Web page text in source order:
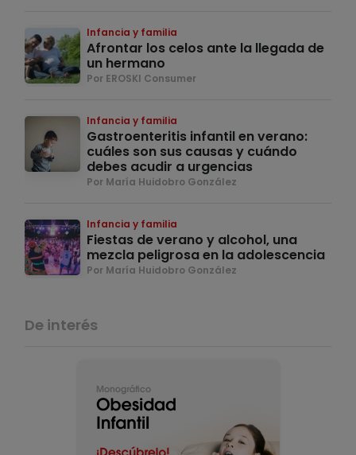
Infancia y familia
Afrontar los celos ante la llegada de
un hermano
Por EROSKI Consumer
Infancia y familia
Gastroenteritis infantil en verano:
cuáles son sus causas y cuándo
debes acudir a urgencias
Por María Huidobro González
Infancia y familia
Fiestas de verano y alcohol, una
mezcla peligrosa en la adolescencia
Por María Huidobro González
De interés